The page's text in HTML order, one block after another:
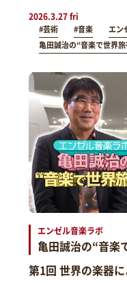
2026.3.27 fri
#芸術 #音楽
エン
亀田誠治の“音楽で世界
エンゼル音楽ラボ
亀田誠治の“音楽
第1回 世界の楽器